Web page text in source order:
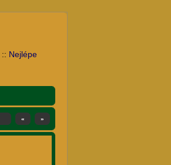
:: Nejlépe
« »